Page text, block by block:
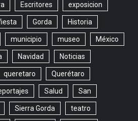
Escritores exposicion
Gorda Historia
municipio museo México
Navidad Noticias
queretaro Querétaro
Salud San
Sierra Gorda teatro